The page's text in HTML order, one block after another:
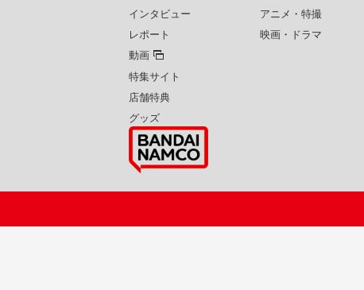
インタビュー
レポート
動画
特集サイト
店舗特典
グッズ
アニメ・特撮
映画・ドラマ